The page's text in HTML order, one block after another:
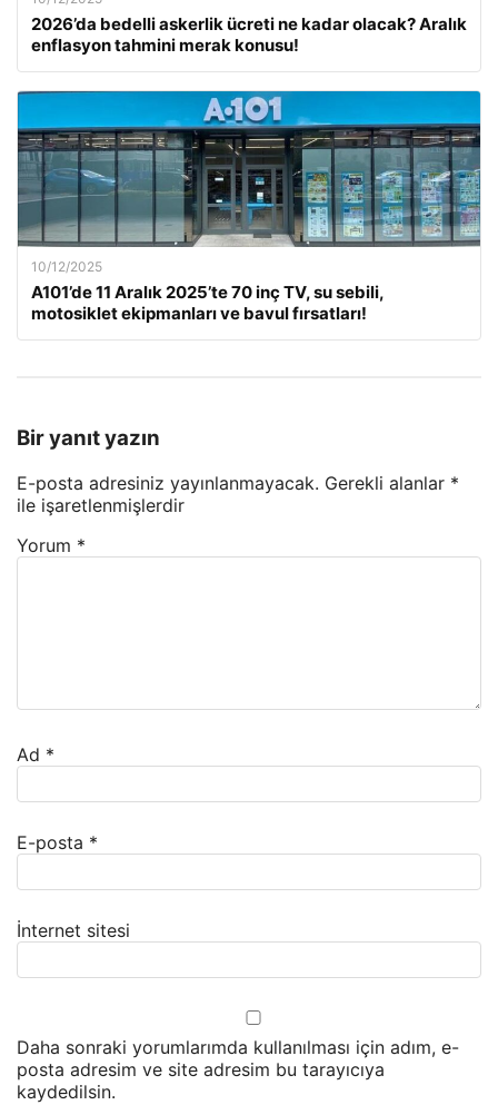
2026’da bedelli askerlik ücreti ne kadar olacak? Aralık
enflasyon tahmini merak konusu!
10/12/2025
A101’de 11 Aralık 2025’te 70 inç TV, su sebili,
motosiklet ekipmanları ve bavul fırsatları!
Bir yanıt yazın
E-posta adresiniz yayınlanmayacak. Gerekli alanlar *
ile işaretlenmişlerdir
Yorum *
Ad *
E-posta *
İnternet sitesi
Daha sonraki yorumlarımda kullanılması için adım, e-
posta adresim ve site adresim bu tarayıcıya
kaydedilsin.